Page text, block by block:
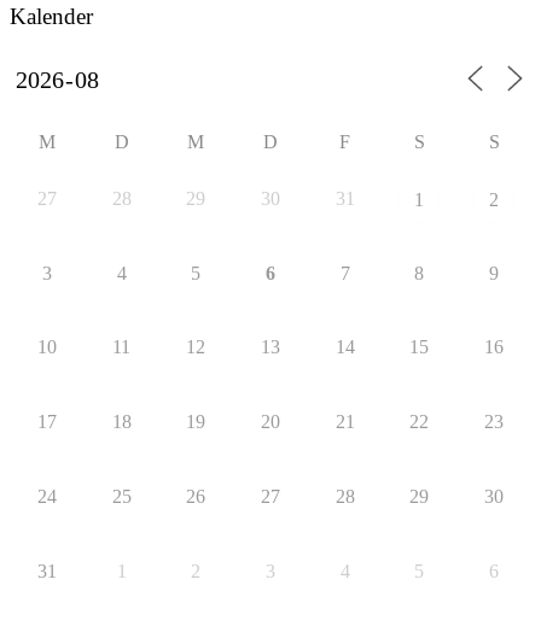
Kalender
M D M D F S S
27 28 29 30 31 1 2
3 4 5 6 7 8 9
10 11 12 13 14 15 16
17 18 19 20 21 22 23
24 25 26 27 28 29 30
31 1 2 3 4 5 6